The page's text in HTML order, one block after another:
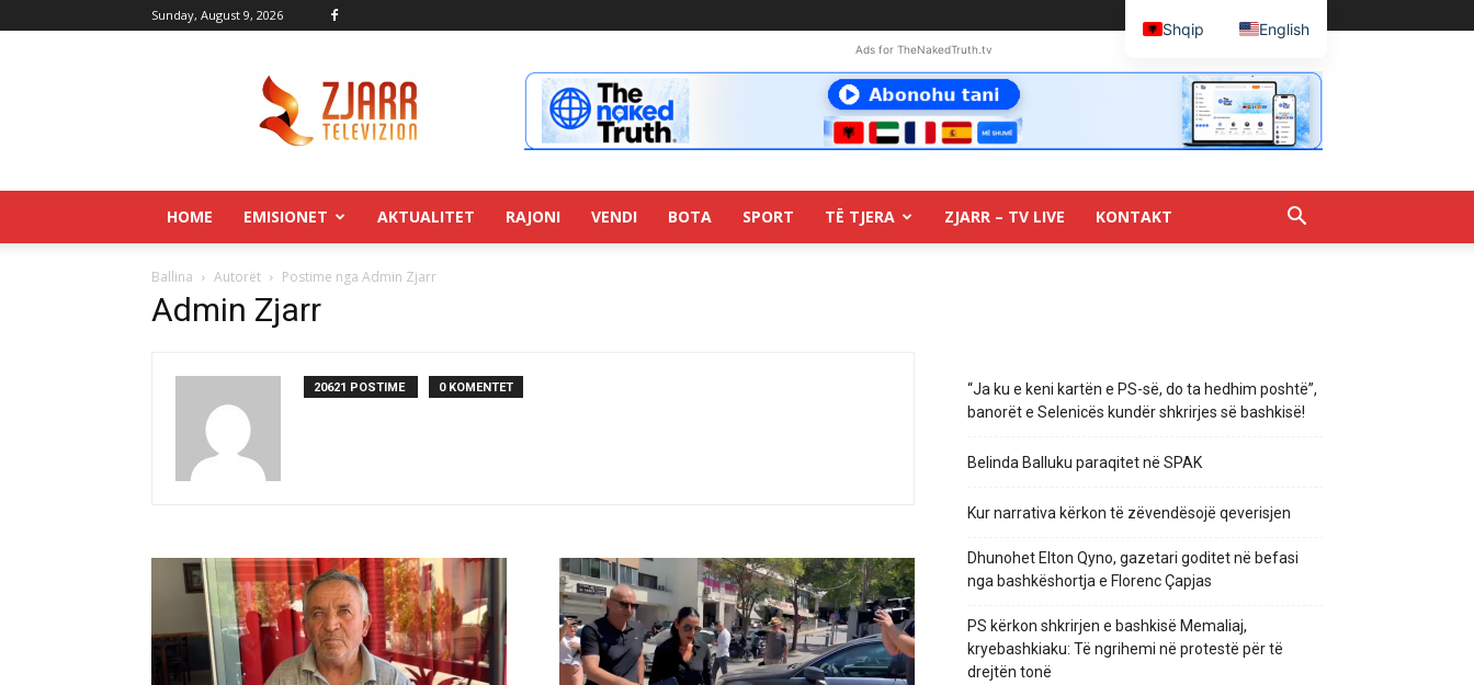
Sunday, August 9, 2026
Ads for TheNakedTruth.tv
HOME EMISIONET AKTUALITET RAJONI VENDI BOTA SPORT TË TJERA ZJARR – TV LIVE KONTAKT
Ballina Autorët Postime nga Admin Zjarr
Admin Zjarr
20621 POSTIME 0 KOMENTET
“Ja ku e keni kartën e PS-së, do ta hedhim poshtë”,
banorët e Selenicës kundër shkrirjes së bashkisë!
Belinda Balluku paraqitet në SPAK
Kur narrativa kërkon të zëvendësojë qeverisjen
Dhunohet Elton Qyno, gazetari goditet në befasi
nga bashkëshortja e Florenc Çapjas
PS kërkon shkrirjen e bashkisë Memaliaj,
kryebashkiaku: Të ngrihemi në protestë për të
drejtën tonë
Shqip English